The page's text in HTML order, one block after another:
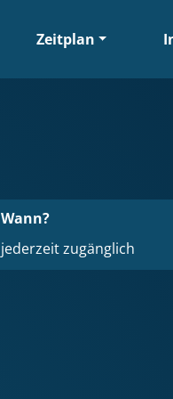
Zeitplan
Wann?
jederzeit zugänglich